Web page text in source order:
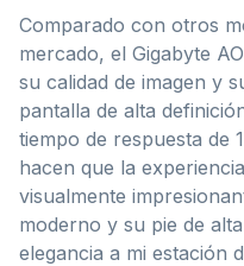
Comparado con otros
mercado, el Gigabyte
su calidad de imagen y
pantalla de alta
tiempo de respuesta de
hacen que la
visualmente
moderno y su pie de
elegancia a mi estación